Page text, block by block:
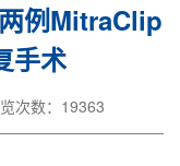
例MitraClip
手术
次数：19363